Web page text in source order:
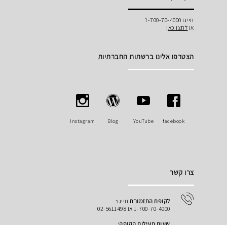
לחצו כאן
הצטרפו אלינו ברשתות החברתיות
YouTube
Blog
Instagram
לקופת התזמורתחייגו:
1-700-70-4000 או 02-5611498